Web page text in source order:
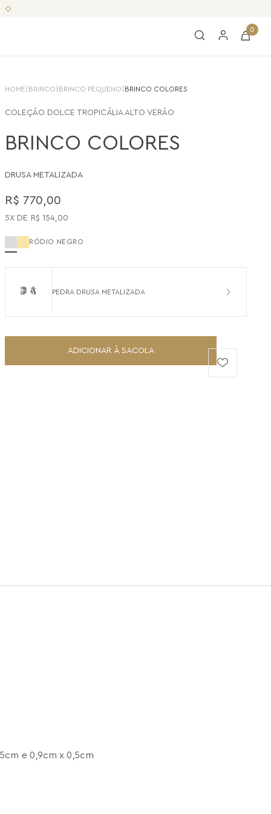
0
HOME BRINCO BRINCO PEQUENO BRINCO COLORES
COLEÇÃO DOLCE TROPICÁLIA ALTO VERÃO
BRINCO COLORES
DRUSA METALIZADA
R$ 770,00
5 R$ 154,00
RÓDIO NEGRO
PEDRA DRUSA METALIZADA
ADICIONAR À SACOLA
e 0,9cm x 0,5cm